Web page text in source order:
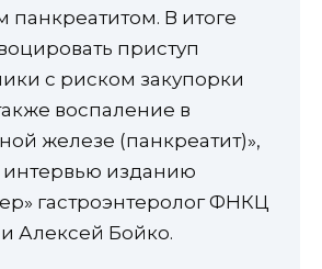
панкреатитом. В итоге
приступ
с риском закупорки
воспаление в
железе (панкреатит)»,
интервью изданию
гастроэнтеролог ФНКЦ
Алексей Бойко.